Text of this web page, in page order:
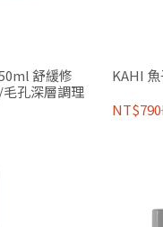
舒緩修
孔深層調理
KAHI
NT$790